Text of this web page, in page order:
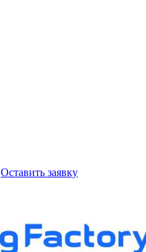
Оставить заявку